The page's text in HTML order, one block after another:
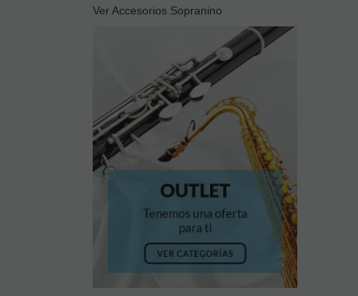
Ver Accesorios Sopranino